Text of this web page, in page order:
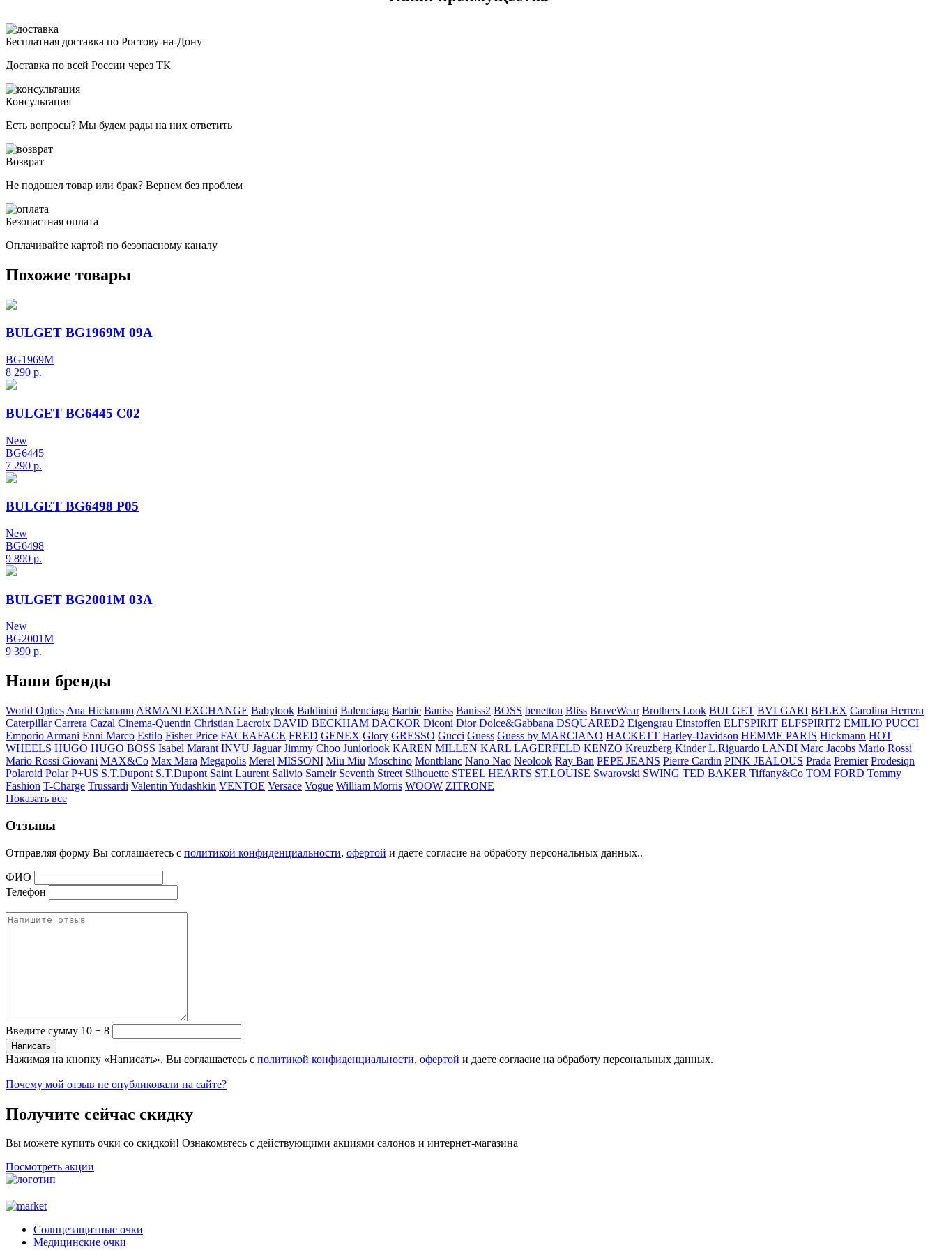
Бесплатная доставка по Ростову-на-Дону
Доставка по всей России через ТК
Консультация
Есть вопросы? Мы будем рады на них ответить
Возврат
Не подошел товар или брак? Вернем без проблем
Безопастная оплата
Оплачивайте картой по безопасному каналу
Похожие товары
BULGET BG1969M 09A
BG1969M
8 290 р.
BULGET BG6445 C02
New
BG6445
7 290 р.
BULGET BG6498 P05
New
BG6498
9 890 р.
BULGET BG2001M 03A
New
BG2001M
9 390 р.
Наши бренды
World Optics Ana Hickmann ARMANI EXCHANGE Babylook Baldinini Balenciaga Barbie Baniss Baniss2 BOSS benetton Bliss BraveWear Brothers Look BULGET BVLGARI BFLEX Carolina Herrera
Caterpillar Carrera Cazal Cinema-Quentin Christian Lacroix DAVID BECKHAM DACKOR Diconi Dior Dolce&Gabbana DSQUARED2 Eigengrau Einstoffen ELFSPIRIT ELFSPIRIT2 EMILIO PUCCI
Emporio Armani Enni Marco Estilo Fisher Price FACEAFACE FRED GENEX Glory GRESSO Gucci Guess Guess by MARCIANO HACKETT Harley-Davidson HEMME PARIS Hickmann HOT
WHEELS HUGO HUGO BOSS Isabel Marant INVU Jaguar Jimmy Choo Juniorlook KAREN MILLEN KARL LAGERFELD KENZO Kreuzberg Kinder L.Riguardo LANDI Marc Jacobs Mario Rossi
Mario Rossi Giovani MAX&Co Max Mara Megapolis Merel MISSONI Miu Miu Moschino Montblanc Nano Nao Neolook Ray Ban PEPE JEANS Pierre Cardin PINK JEALOUS Prada Premier Prodesiqn
Polaroid Polar P+US S.T.Dupont S.T.Dupont Saint Laurent Salivio Sameir Seventh Street Silhouette STEEL HEARTS ST.LOUISE Swarovski SWING TED BAKER Tiffany&Co TOM FORD Tommy
Fashion T-Charge Trussardi Valentin Yudashkin VENTOE Versace Vogue William Morris WOOW ZITRONE
Показать все
Отзывы
Отправляя форму Вы соглашаетесь с политикой конфиденциальности, офертой и даете согласие на обработу персональных данных..
ФИО
Телефон
Введите сумму 10 + 8
Нажимая на кнопку «Написать», Вы соглашаетесь с политикой конфиденциальности, офертой и даете согласие на обработу персональных данных.
Почему мой отзыв не опубликовали на сайте?
Получите сейчас скидку
Вы можете купить очки со скидкой! Ознакомьтесь с действующими акциями салонов и интернет-магазина
Посмотреть акции
Солнцезащитные очки
Медицинские очки